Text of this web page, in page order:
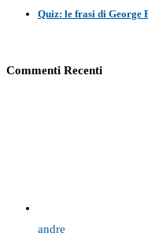
Quiz: le frasi di George
Commenti Recenti
andre